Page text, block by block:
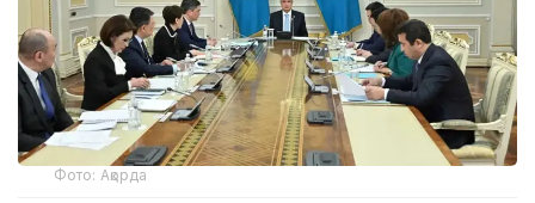
Фото: Ақорда